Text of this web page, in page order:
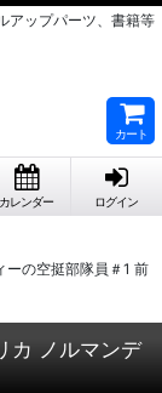
アップパーツ、書籍等
カート
カレンダー ログイン
の空挺部隊員＃1 前
ノルマンデ